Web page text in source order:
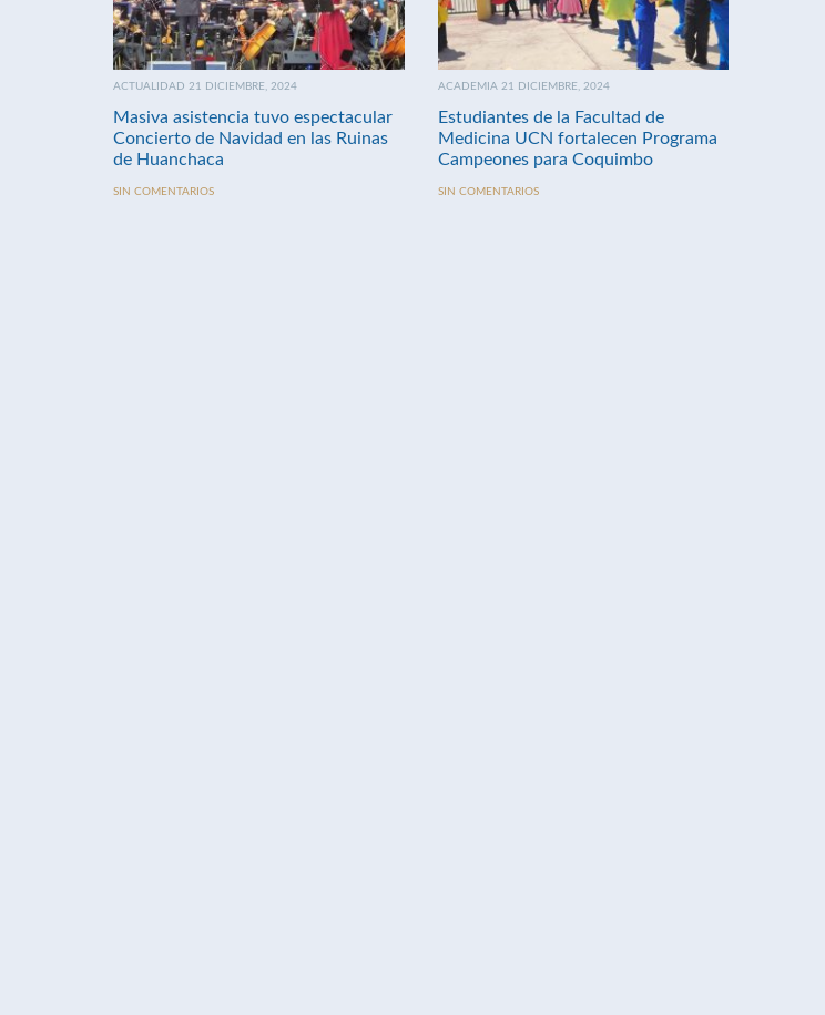
ACTUALIDAD 21 DICIEMBRE, 2024
Masiva asistencia tuvo espectacular
Concierto de Navidad en las Ruinas
de Huanchaca
SIN COMENTARIOS
ACADEMIA 21 DICIEMBRE, 2024
Estudiantes de la Facultad de
Medicina UCN fortalecen Programa
Campeones para Coquimbo
SIN COMENTARIOS